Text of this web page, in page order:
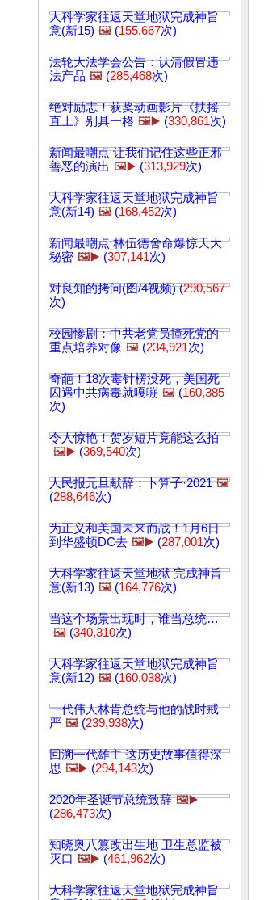
大科学家往返天堂地狱完成神旨
意(新15) 🖼️ (155,667次)
法轮大法学会公告：认清假冒违
法产品 🖼️ (285,468次)
绝对励志！获奖动画影片《扶摇
直上》别具一格 🖼️▶️ (330,861次)
新闻最嘲点 让我们记住这些正邪
善恶的演出 🖼️▶️ (313,929次)
大科学家往返天堂地狱完成神旨
意(新14) 🖼️ (168,452次)
新闻最嘲点 林伍德舍命爆惊天大
秘密 🖼️▶️ (307,141次)
对良知的拷问(图/4视频) (290,567
次)
校园惨剧：中共老党员撞死党的
重点培养对像 🖼️ (234,921次)
奇葩！18次毒针楞没死，美国死
囚遇中共病毒就嘎嘣 🖼️ (160,385
次)
令人惊艳！贺岁短片竟能这么拍
🖼️▶️ (369,540次)
人民报元旦献辞：卜算子·2021 🖼️
(288,646次)
为正义和美国未来而战！1月6日
到华盛顿DC去 🖼️▶️ (287,001次)
大科学家往返天堂地狱 完成神旨
意(新13) 🖼️ (164,776次)
当这个场景出现时，谁当总统…
🖼️ (340,310次)
大科学家往返天堂地狱完成神旨
意(新12) 🖼️ (160,038次)
一代伟人林肯总统与他的战时戒
严 🖼️ (239,938次)
回溯一代雄主 这历史故事值得深
思 🖼️▶️ (294,143次)
2020年圣诞节总统致辞 🖼️▶️
(286,473次)
知晓奥八篡改出生地 卫生总监被
灭口 🖼️▶️ (461,962次)
大科学家往返天堂地狱完成神旨